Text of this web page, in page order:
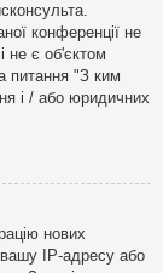
конференції не
не є об'єктом
питання "З ким
і / або юридичних
нових
IP-адресу або